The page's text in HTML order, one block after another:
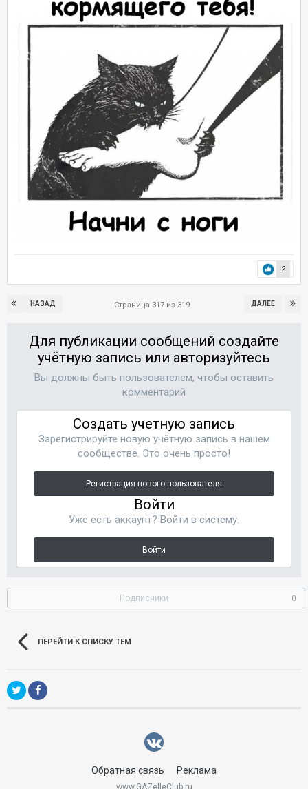
2
НАЗАД ДАЛЕЕ
Страница 317 из 319
Для публикации сообщений создайте
учётную запись или авторизуйтесь
Вы должны быть пользователем, чтобы оставить
комментарий
Создать учетную запись
Зарегистрируйте новую учётную запись в нашем
сообществе. Это очень просто!
Регистрация нового пользователя
Войти
Уже есть аккаунт? Войти в систему.
Войти
Подписчики 0
ПЕРЕЙТИ К СПИСКУ ТЕМ
Обратная связь Реклама
www.GAZelleClub.ru